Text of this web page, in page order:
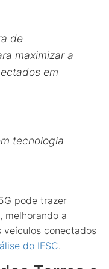
de
maximizar a
em
tecnologia
pode trazer
melhorando a
veículos conectados
do IFSC.